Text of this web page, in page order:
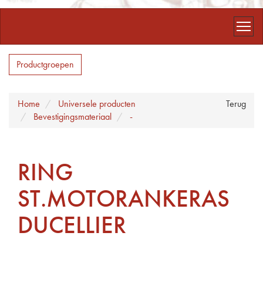
Productgroepen
Terug
Home
Universele producten
Bevestigingsmateriaal
-
RING
ST.MOTORANKERAS
DUCELLIER